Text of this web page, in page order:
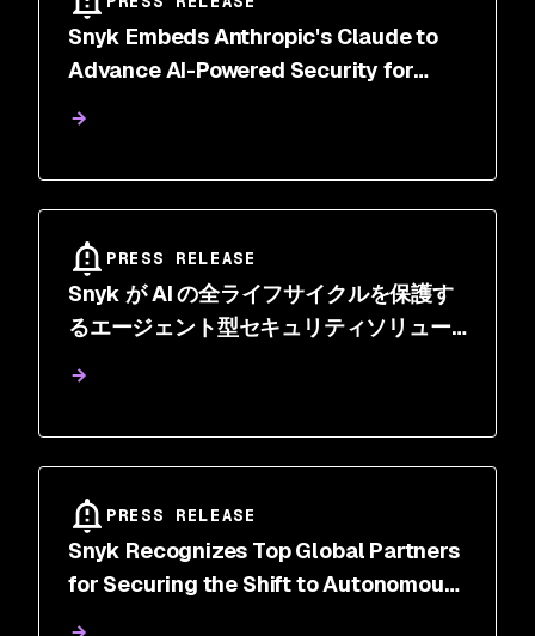
Snyk Embeds Anthropic's Claude to
Advance AI-Powered Security for
PRESS RELEASE
Snyk が AI の全ライフサイクルを保護す
るエージェント型セキュリティソリュー
PRESS RELEASE
Snyk Recognizes Top Global Partners
for Securing the Shift to Autonomous